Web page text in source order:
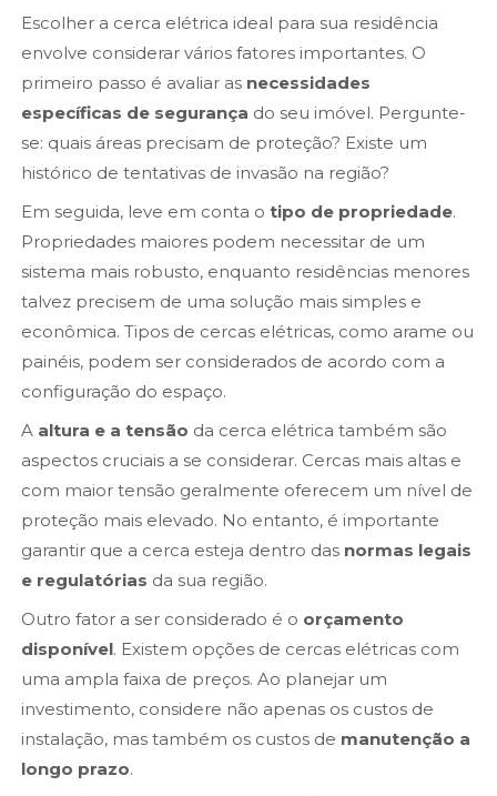
Escolher a cerca elétrica ideal para sua residência
envolve considerar vários fatores importantes. O
primeiro passo é avaliar as necessidades
específicas de segurança do seu imóvel. Pergunte-
se: quais áreas precisam de proteção? Existe um
histórico de tentativas de invasão na região?
Em seguida, leve em conta otipo de propriedade.
Propriedades maiores podem necessitar de um
sistema mais robusto, enquanto residências menores
talvez precisem de uma solução mais simples e
econômica. Tipos de cercas elétricas, como arame ou
painéis, podem ser considerados de acordo com a
configuração do espaço.
A altura e a tensão da cerca elétrica também são
aspectos cruciais a se considerar. Cercas mais altas e
com maior tensão geralmente oferecem um nível de
proteção mais elevado. No entanto, é importante
garantir que a cerca esteja dentro das normas legais
e regulatórias da sua região.
Outro fator a ser considerado é o orçamento
disponível. Existem opções de cercas elétricas com
uma ampla faixa de preços. Ao planejar um
investimento, considere não apenas os custos de
instalação, mas também os custos de manutenção a
longo prazo.